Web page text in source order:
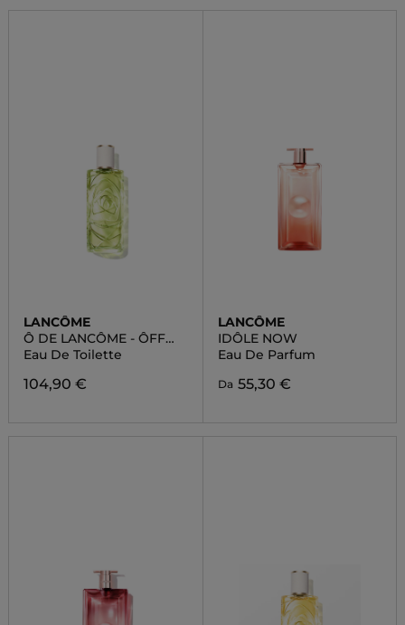
LANCÔME
Ô DE LANCÔME - ÔFF
NOW
Eau De Toilette
104,90 €
LANCÔME
IDÔLE NOW
Eau De Parfum
Da 55,30 €